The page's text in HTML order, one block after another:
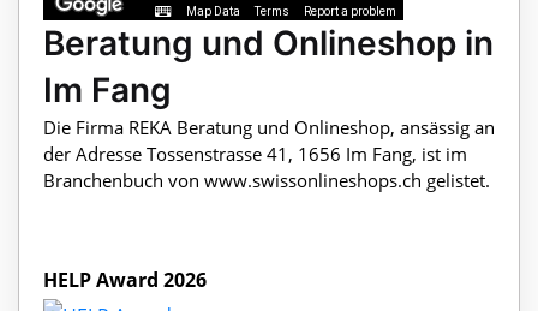
Map Data Terms Report a problem
Beratung und Onlineshop in
Im Fang
Die Firma REKA Beratung und Onlineshop, ansässig an
der Adresse Tossenstrasse 41, 1656 Im Fang, ist im
Branchenbuch von www.swissonlineshops.ch gelistet.
HELP Award 2026